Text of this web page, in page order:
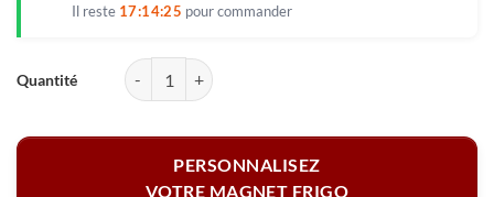
Il reste 17:14:25 pour commander
quantité de Magnet céramique - Prénom
PERSONNALISEZ
VOTRE MAGNET FRIGO